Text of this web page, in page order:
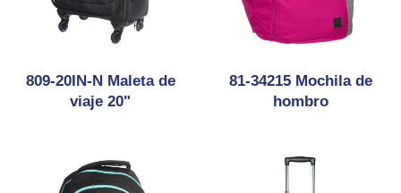
809-20IN-N Maleta de
viaje 20"
81-34215 Mochila de
hombro